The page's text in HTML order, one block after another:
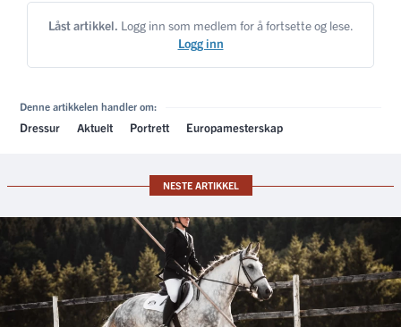
Låst artikkel. Logg inn som medlem for å fortsette og lese.
Logg inn
Denne artikkelen handler om:
Dressur Aktuelt Portrett Europamesterskap
NESTE ARTIKKEL